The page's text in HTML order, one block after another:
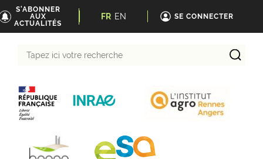
S'ABONNER
AUX
ACTUALITÉS
FR EN SE CONNECTER